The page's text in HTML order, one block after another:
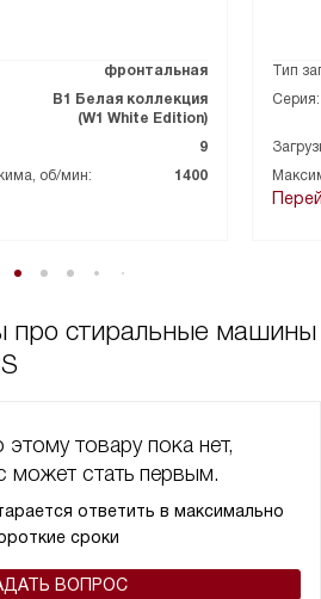
фронтальная
В1 Белая коллекция
(W1 White Edition)
9
об/мин:
1400
Тип
Серия:
про стиральные машины
товару пока нет,
может стать первым.
ответить в максимально
сроки
ВОПРОС